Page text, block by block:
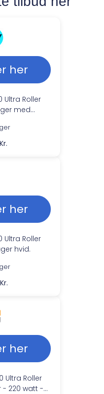
her
Ultra Roller
med
her
Ultra Roller
hvid.
her
Ultra Roller
- 220 watt -